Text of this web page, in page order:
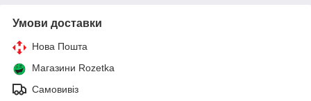
Умови доставки
Нова Пошта
Магазини Rozetka
Самовивіз